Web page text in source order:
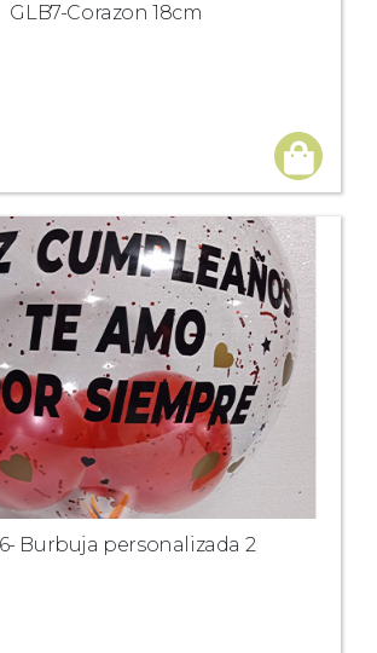
GLB7-Corazon 18cm
Burbuja personalizada 2